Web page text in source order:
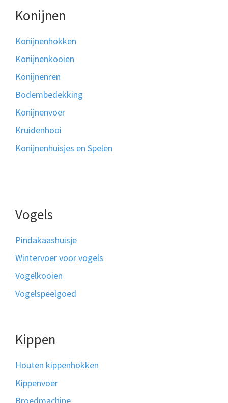
Konijnen
Konijnenhokken
Konijnenkooien
Konijnenren
Bodembedekking
Konijnenvoer
Kruidenhooi
Konijnenhuisjes en Spelen
Vogels
Pindakaashuisje
Wintervoer voor vogels
Vogelkooien
Vogelspeelgoed
Kippen
Houten kippenhokken
Kippenvoer
Broedmachine